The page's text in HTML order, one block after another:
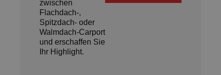
zwischen
Flachdach-,
Spitzdach- oder
Walmdach-Carport
und erschaffen Sie
Ihr Highlight.